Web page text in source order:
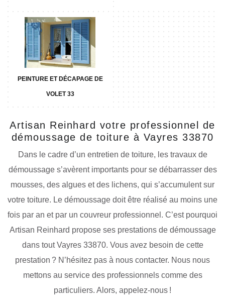
PEINTURE ET DÉCAPAGE DE
VOLET 33
Artisan Reinhard votre professionnel de
démoussage de toiture à Vayres 33870
Dans le cadre d’un entretien de toiture, les travaux de
démoussage s’avèrent importants pour se débarrasser des
mousses, des algues et des lichens, qui s’accumulent sur
votre toiture. Le démoussage doit être réalisé au moins une
fois par an et par un couvreur professionnel. C’est pourquoi
Artisan Reinhard propose ses prestations de démoussage
dans tout Vayres 33870. Vous avez besoin de cette
prestation ? N’hésitez pas à nous contacter. Nous nous
mettons au service des professionnels comme des
particuliers. Alors, appelez-nous !